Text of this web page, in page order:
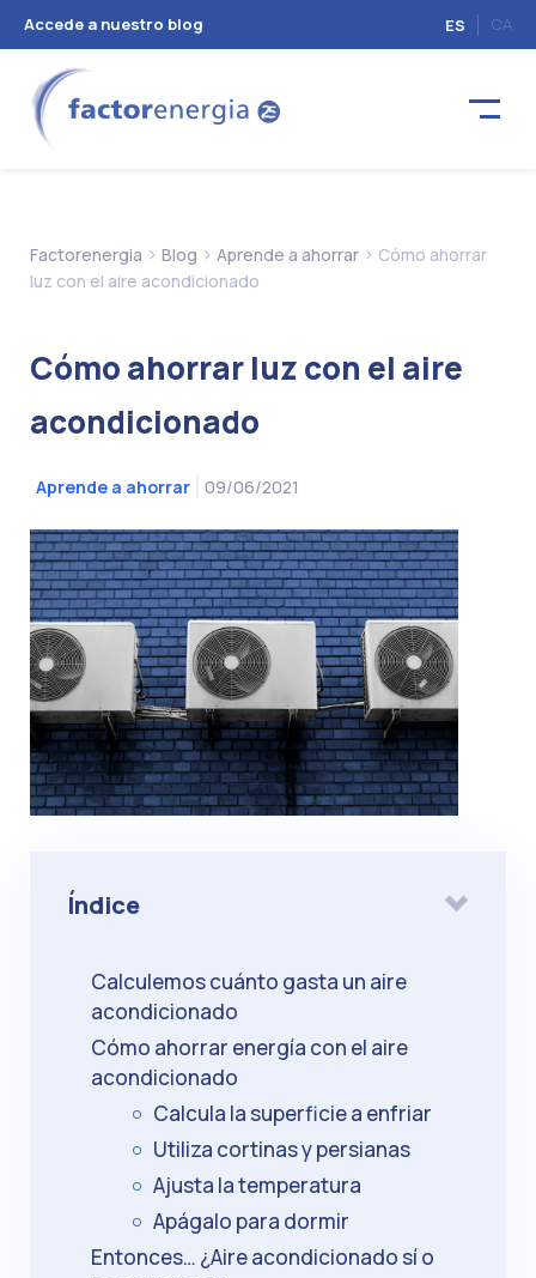
Accede a nuestro blog ES CA
Factorenergia > Blog > Aprende a ahorrar > Cómo ahorrar
luz con el aire acondicionado
Cómo ahorrar luz con el aire
acondicionado
Aprende a ahorrar 09/06/2021
Índice
Calculemos cuánto gasta un aire
acondicionado
Cómo ahorrar energía con el aire
acondicionado
Calcula la superficie a enfriar
Utiliza cortinas y persianas
Ajusta la temperatura
Apágalo para dormir
Entonces… ¿Aire acondicionado sí o